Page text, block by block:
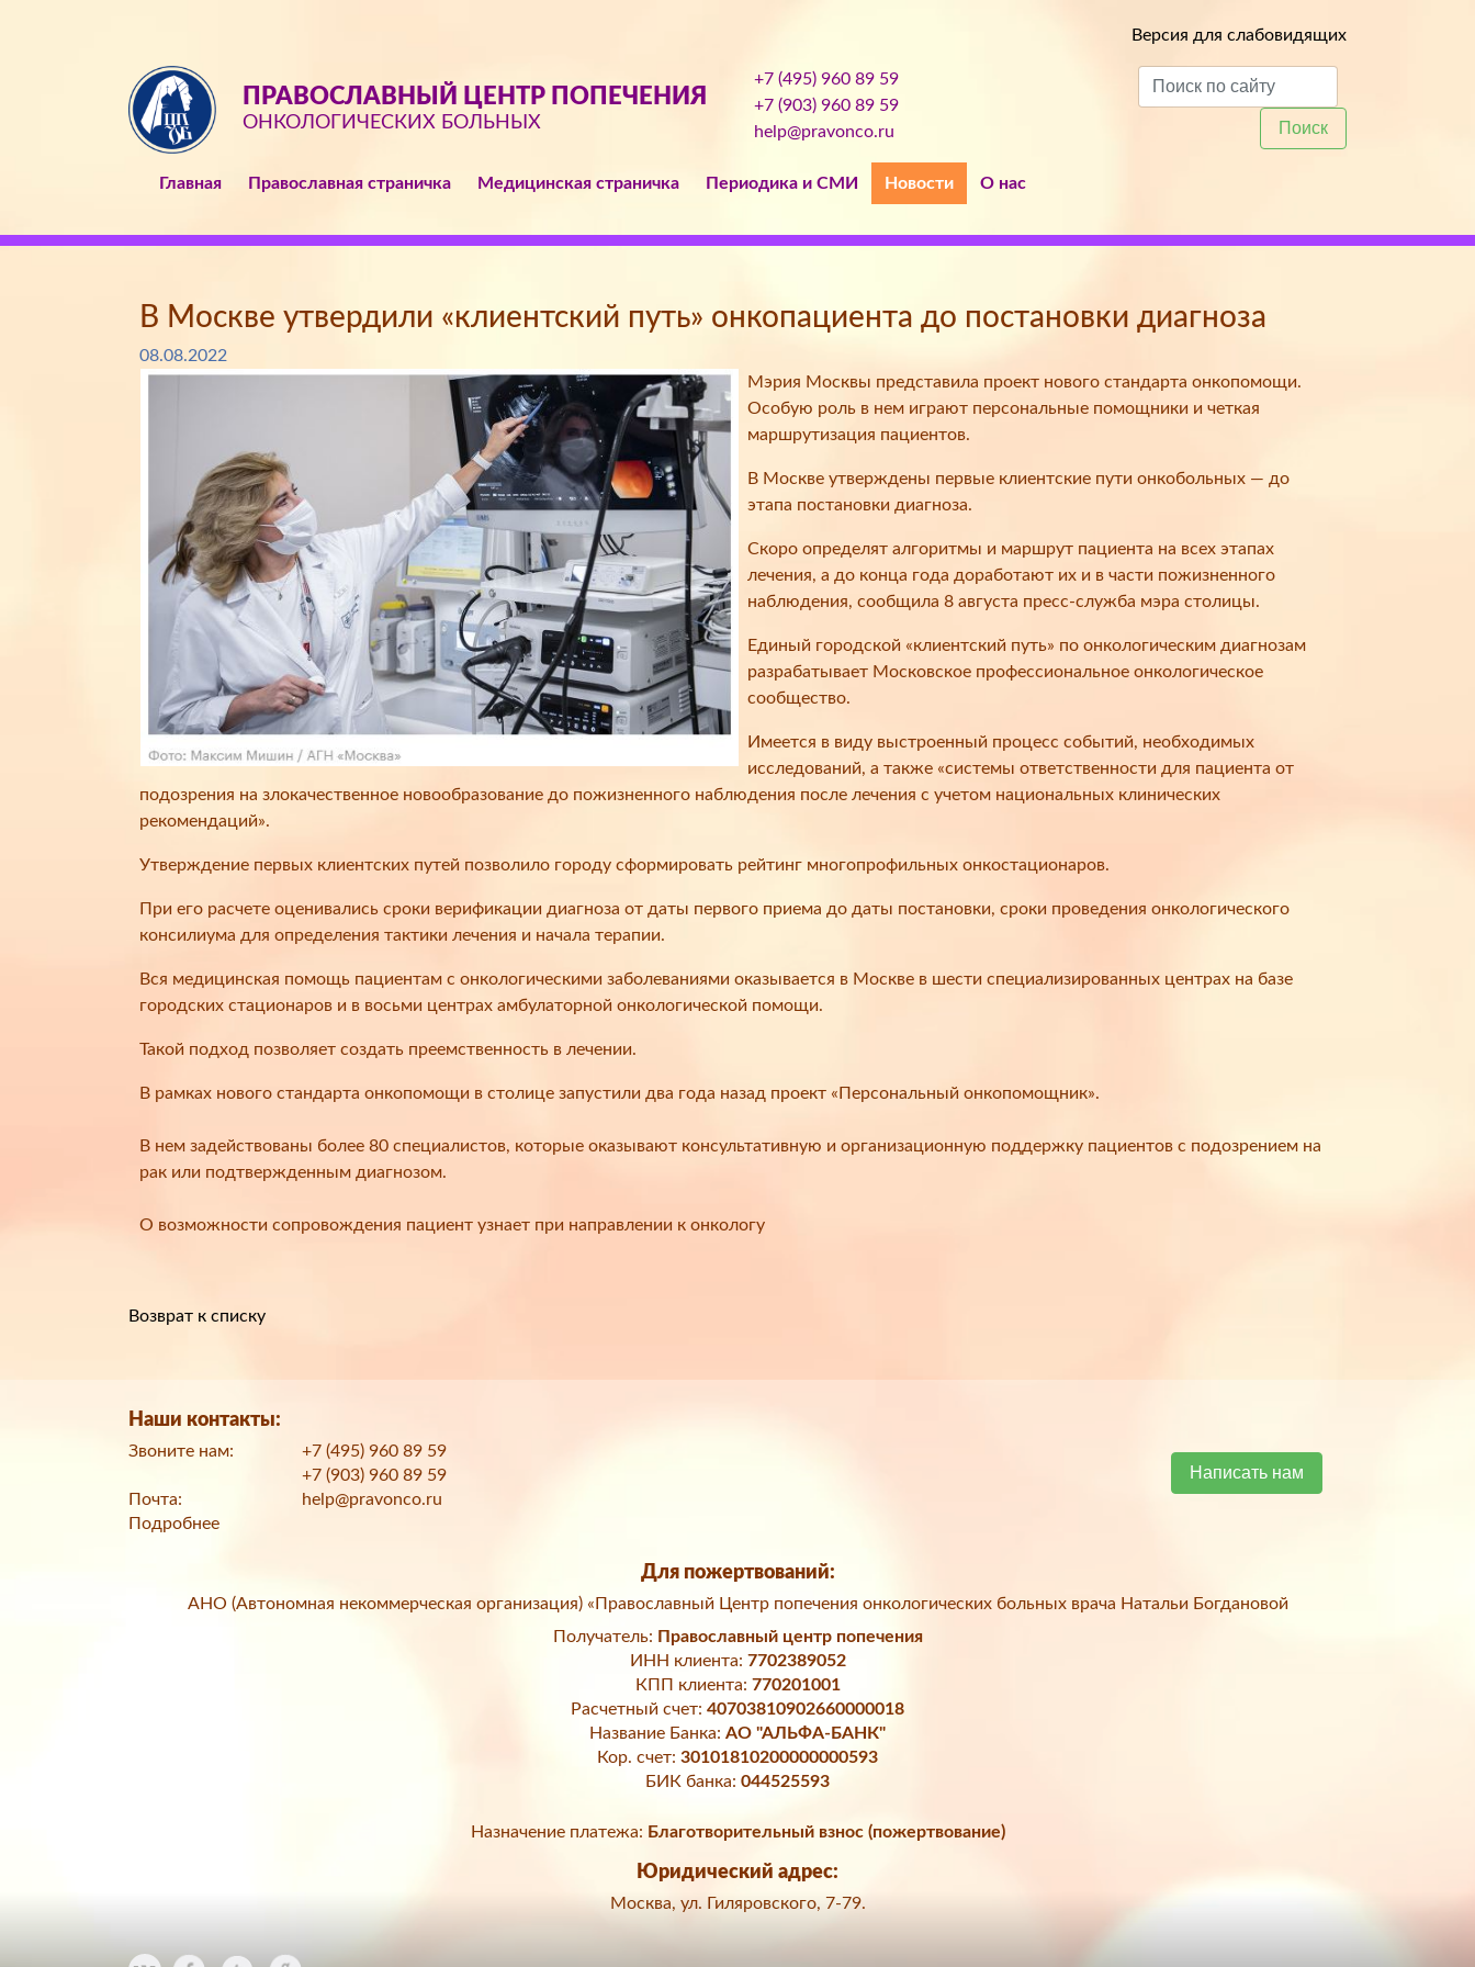
Версия для слабовидящих
ПРАВОСЛАВНЫЙ ЦЕНТР ПОПЕЧЕНИЯ
ОНКОЛОГИЧЕСКИХ БОЛЬНЫХ
+7 (495) 960 89 59
+7 (903) 960 89 59
help@pravonco.ru
Поиск
Главная Православная страничка Медицинская страничка Периодика и СМИ Новости О нас
В Москве утвердили «клиентский путь» онкопациента до постановки диагноза
08.08.2022
Мэрия Москвы представила проект нового стандарта онкопомощи.
Особую роль в нем играют персональные помощники и четкая
маршрутизация пациентов.
В Москве утверждены первые клиентские пути онкобольных — до
этапа постановки диагноза.
Скоро определят алгоритмы и маршрут пациента на всех этапах
лечения, а до конца года доработают их и в части пожизненного
наблюдения, сообщила 8 августа пресс-служба мэра столицы.
Единый городской «клиентский путь» по онкологическим диагнозам
разрабатывает Московское профессиональное онкологическое
сообщество.
Имеется в виду выстроенный процесс событий, необходимых
исследований, а также «системы ответственности для пациента от
подозрения на злокачественное новообразование до пожизненного наблюдения после лечения с учетом национальных клинических
рекомендаций».
Утверждение первых клиентских путей позволило городу сформировать рейтинг многопрофильных онкостационаров.
При его расчете оценивались сроки верификации диагноза от даты первого приема до даты постановки, сроки проведения онкологического
консилиума для определения тактики лечения и начала терапии.
Вся медицинская помощь пациентам с онкологическими заболеваниями оказывается в Москве в шести специализированных центрах на базе
городских стационаров и в восьми центрах амбулаторной онкологической помощи.
Такой подход позволяет создать преемственность в лечении.
В рамках нового стандарта онкопомощи в столице запустили два года назад проект «Персональный онкопомощник».
В нем задействованы более 80 специалистов, которые оказывают консультативную и организационную поддержку пациентов с подозрением на
рак или подтвержденным диагнозом.
О возможности сопровождения пациент узнает при направлении к онкологу
Возврат к списку
Наши контакты:
Звоните нам:
+7 (495) 960 89 59
+7 (903) 960 89 59
Почта:
help@pravonco.ru
Подробнее
Написать нам
Для пожертвований:
АНО (Автономная некоммерческая организация) «Православный Центр попечения онкологических больных врача Натальи Богдановой
Получатель: Православный центр попечения
ИНН клиента: 7702389052
КПП клиента: 770201001
Расчетный счет: 40703810902660000018
Название Банка: АО "АЛЬФА-БАНК"
Кор. счет: 30101810200000000593
БИК банка: 044525593
Назначение платежа: Благотворительный взнос (пожертвование)
Юридический адрес:
Москва, ул. Гиляровского, 7-79.